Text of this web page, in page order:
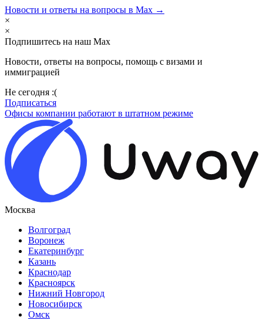
Новости и ответы на вопросы в Max →
×
×
Подпишитесь на наш Max
Новости, ответы на вопросы, помощь с визами и
иммиграцией
Не сегодня :(
Подписаться
Офисы компании работают в штатном режиме
Москва
Волгоград
Воронеж
Екатеринбург
Казань
Краснодар
Красноярск
Нижний Новгород
Новосибирск
Омск